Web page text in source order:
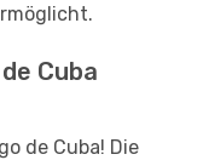
Cuba
de Cuba! Die